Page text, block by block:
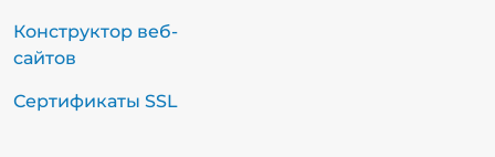
Конструктор веб-
сайтов
Сертификаты SSL